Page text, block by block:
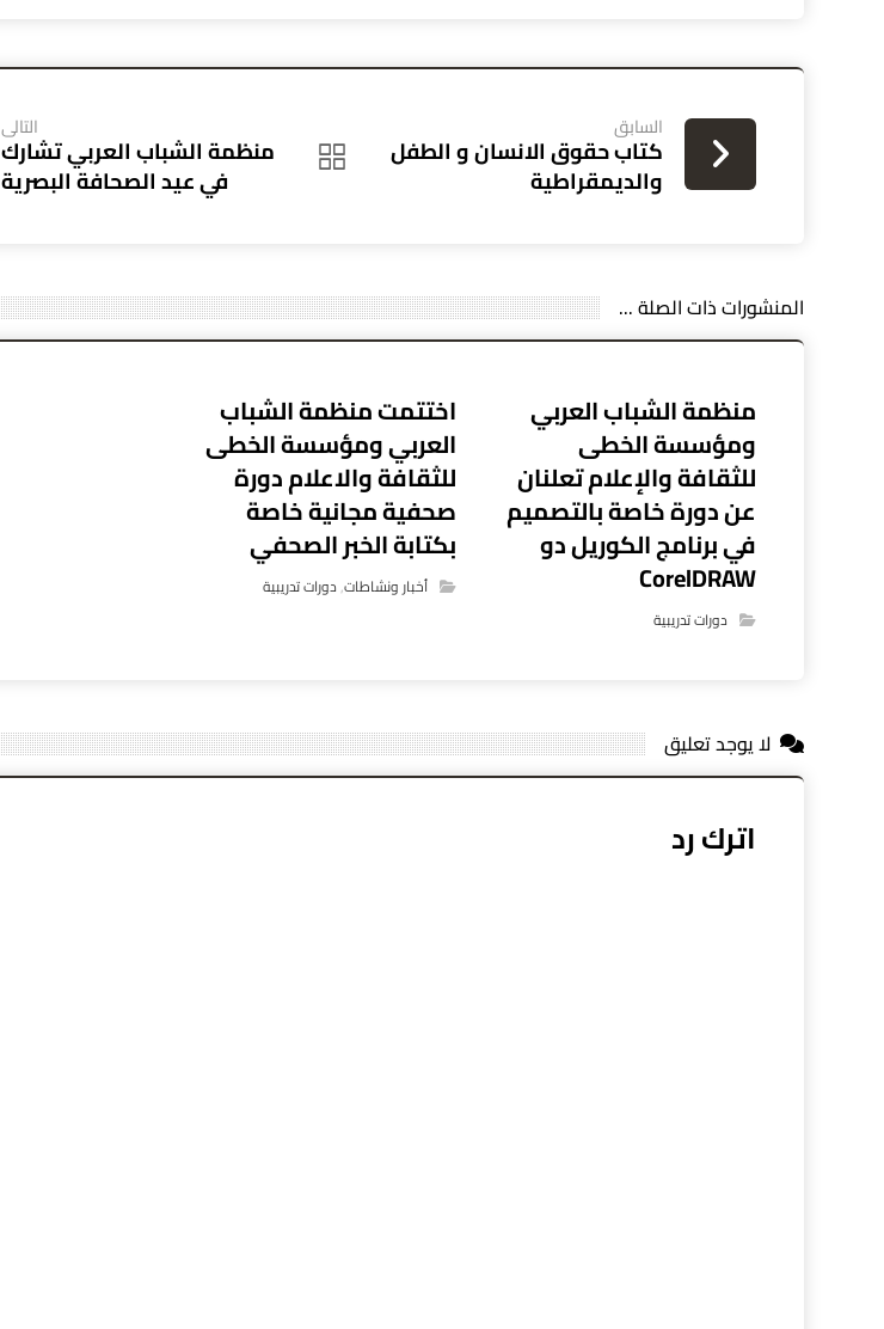
السابق
كتاب حقوق الانسان و الطفل
والديمقراطية
التالى
منظمة الشباب العربي تشارك
في عيد الصحافة البصرية
المنشورات ذات الصلة ...
منظمة الشباب العربي
ومؤسسة الخطى
للثقافة والإعلام تعلنان
عن دورة خاصة بالتصميم
في برنامج الكوريل دو
CorelDRAW
دورات تدريبية
اختتمت منظمة الشباب
العربي ومؤسسة الخطى
للثقافة والاعلام دورة
صحفية مجانية خاصة
بكتابة الخبر الصحفي
أخبار ونشاطات,دورات تدريبية
لا يوجد تعليق
اترك رد